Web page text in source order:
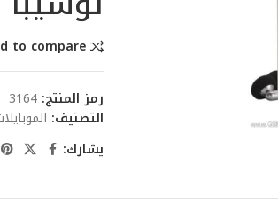
to compare
رمز المنتج: 3164
التصنيف:
يشارك: